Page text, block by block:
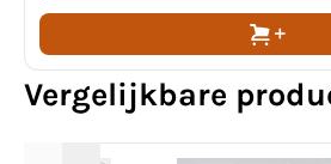
Vergelijkbare